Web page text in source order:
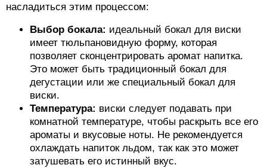
насладиться этим процессом:
Выбор бокала: идеальный бокал для виски
имеет тюльпановидную форму, которая
позволяет сконцентрировать аромат напитка.
Это может быть традиционный бокал для
дегустации или же специальный бокал для
виски.
Температура: виски следует подавать при
комнатной температуре, чтобы раскрыть все его
ароматы и вкусовые ноты. Не рекомендуется
охлаждать напиток льдом, так как это может
затушевать его истинный вкус.